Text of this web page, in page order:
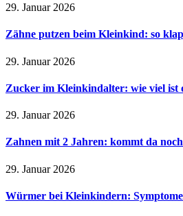
29. Januar 2026
Zähne putzen beim Kleinkind: so
29. Januar 2026
Zucker im Kleinkindalter: wie viel ist
29. Januar 2026
Zahnen mit 2 Jahren: kommt da
29. Januar 2026
Würmer bei Kleinkindern: